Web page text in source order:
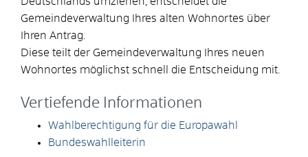
Gemeindeverwaltung Ihres alten Wohnortes über
Ihren Antrag.
Diese teilt der Gemeindeverwaltung Ihres neuen
Wohnortes möglichst schnell die Entscheidung mit.
Vertiefende Informationen
Wahlberechtigung für die Europawahl
Bundeswahlleiterin